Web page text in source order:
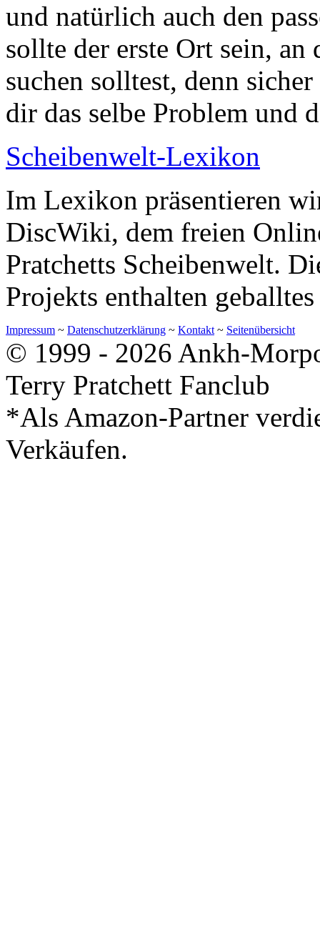
und natürlich auch den
sollte der erste Ort sein,
suchen solltest, denn
dir das selbe Problem und
Scheibenwelt-Lexikon
Im Lexikon präsentieren
DiscWiki, dem freien
Pratchetts Scheibenwelt.
Projekts enthalten
Impressum ~ Datenschutzerklärung ~ Kontakt ~ Seitenübersicht
© 1999 - 2026 Ankh-
Terry Pratchett Fanclub
*Als Amazon-Partner
Verkäufen.